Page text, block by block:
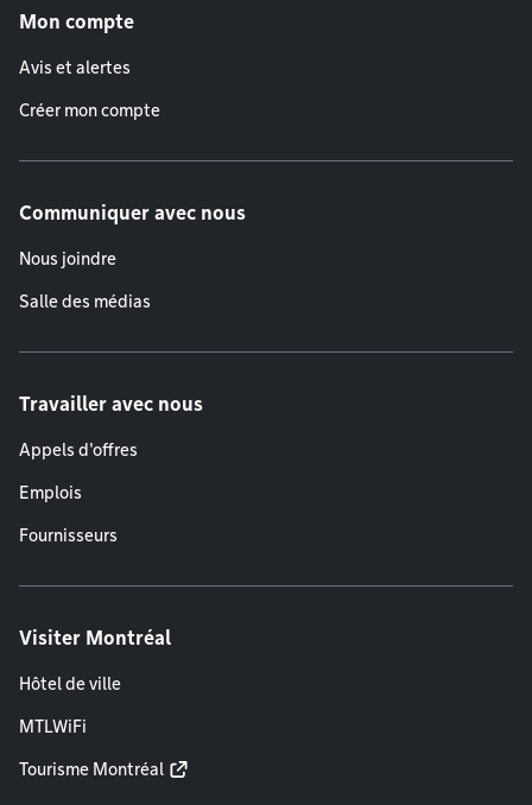
Mon compte
Avis et alertes
Créer mon compte
Communiquer avec nous
Nous joindre
Salle des médias
Travailler avec nous
Appels d'offres
Emplois
Fournisseurs
Visiter Montréal
Hôtel de ville
MTLWiFi
Tourisme Montréal